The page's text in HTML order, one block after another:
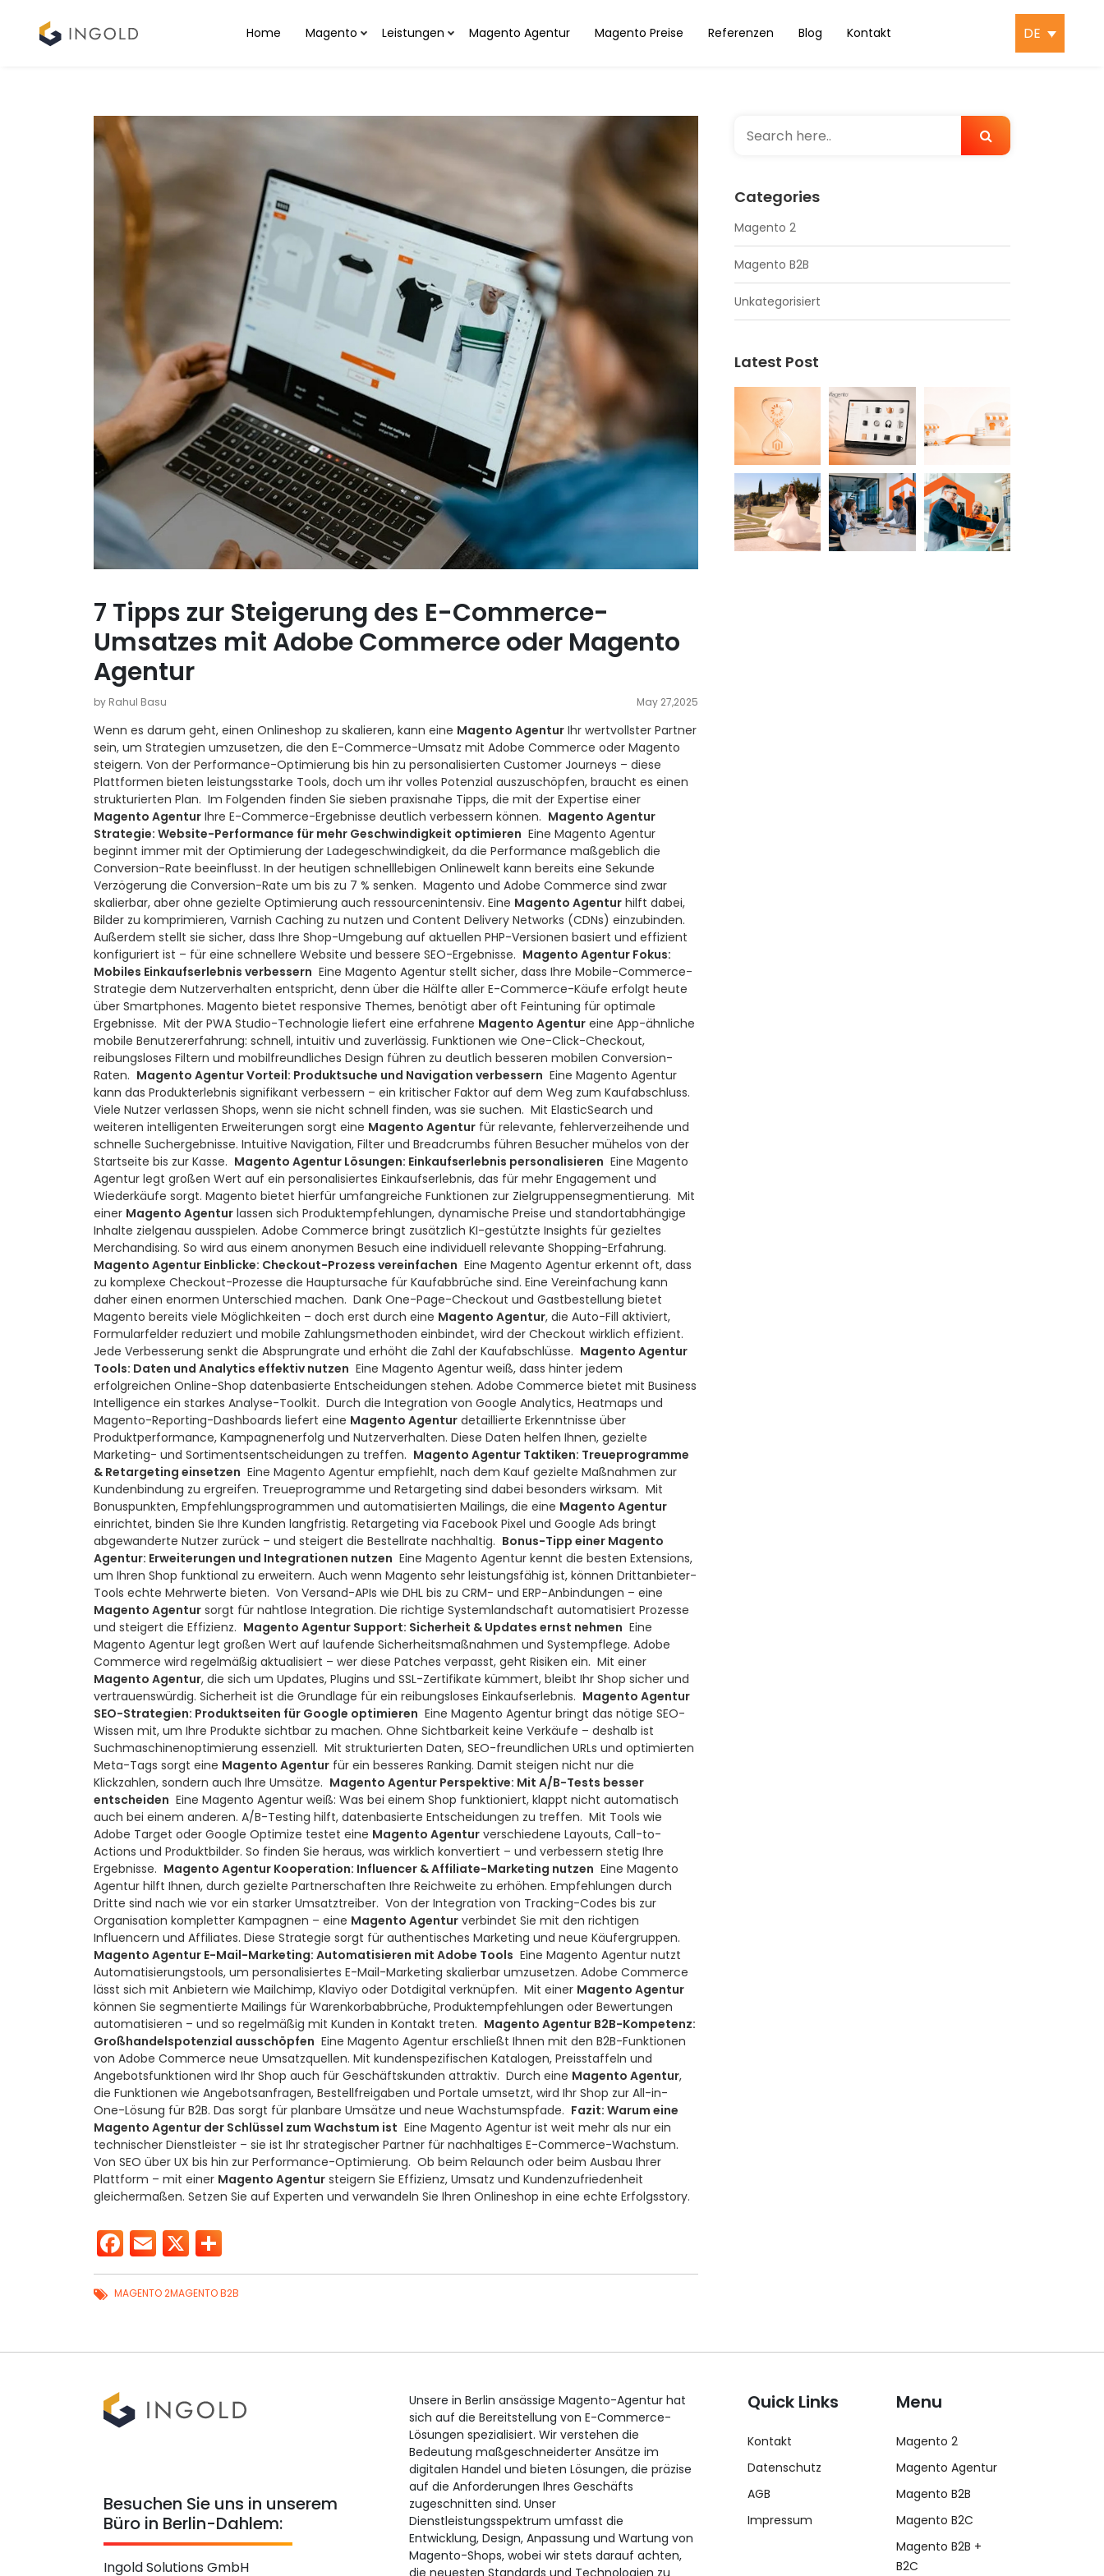
Home Magento Leistungen Magento Agentur Magento Preise Referenzen Blog Kontakt DE
7 Tipps zur Steigerung des E-Commerce-
Umsatzes mit Adobe Commerce oder Magento
Agentur
by Rahul Basu May 27,2025
Wenn es darum geht, einen Onlineshop zu skalieren, kann eine Magento Agentur Ihr wertvollster Partner
sein, um Strategien umzusetzen, die den E-Commerce-Umsatz mit Adobe Commerce oder Magento
steigern. Von der Performance-Optimierung bis hin zu personalisierten Customer Journeys – diese
Plattformen bieten leistungsstarke Tools, doch um ihr volles Potenzial auszuschöpfen, braucht es einen
strukturierten Plan. Im Folgenden finden Sie sieben praxisnahe Tipps, die mit der Expertise einer
Magento Agentur Ihre E-Commerce-Ergebnisse deutlich verbessern können. Magento Agentur
Strategie: Website-Performance für mehr Geschwindigkeit optimieren Eine Magento Agentur
beginnt immer mit der Optimierung der Ladegeschwindigkeit, da die Performance maßgeblich die
Conversion-Rate beeinflusst. In der heutigen schnelllebigen Onlinewelt kann bereits eine Sekunde
Verzögerung die Conversion-Rate um bis zu 7 % senken. Magento und Adobe Commerce sind zwar
skalierbar, aber ohne gezielte Optimierung auch ressourcenintensiv. Eine Magento Agentur hilft dabei,
Bilder zu komprimieren, Varnish Caching zu nutzen und Content Delivery Networks (CDNs) einzubinden.
Außerdem stellt sie sicher, dass Ihre Shop-Umgebung auf aktuellen PHP-Versionen basiert und effizient
konfiguriert ist – für eine schnellere Website und bessere SEO-Ergebnisse. Magento Agentur Fokus:
Mobiles Einkaufserlebnis verbessern Eine Magento Agentur stellt sicher, dass Ihre Mobile-Commerce-
Strategie dem Nutzerverhalten entspricht, denn über die Hälfte aller E-Commerce-Käufe erfolgt heute
über Smartphones. Magento bietet responsive Themes, benötigt aber oft Feintuning für optimale
Ergebnisse. Mit der PWA Studio-Technologie liefert eine erfahrene Magento Agentur eine App-ähnliche
mobile Benutzererfahrung: schnell, intuitiv und zuverlässig. Funktionen wie One-Click-Checkout,
reibungsloses Filtern und mobilfreundliches Design führen zu deutlich besseren mobilen Conversion-
Raten. Magento Agentur Vorteil: Produktsuche und Navigation verbessern Eine Magento Agentur
kann das Produkterlebnis signifikant verbessern – ein kritischer Faktor auf dem Weg zum Kaufabschluss.
Viele Nutzer verlassen Shops, wenn sie nicht schnell finden, was sie suchen. Mit ElasticSearch und
weiteren intelligenten Erweiterungen sorgt eine Magento Agentur für relevante, fehlerverzeihende und
schnelle Suchergebnisse. Intuitive Navigation, Filter und Breadcrumbs führen Besucher mühelos von der
Startseite bis zur Kasse. Magento Agentur Lösungen: Einkaufserlebnis personalisieren Eine Magento
Agentur legt großen Wert auf ein personalisiertes Einkaufserlebnis, das für mehr Engagement und
Wiederkäufe sorgt. Magento bietet hierfür umfangreiche Funktionen zur Zielgruppensegmentierung. Mit
einer Magento Agentur lassen sich Produktempfehlungen, dynamische Preise und standortabhängige
Inhalte zielgenau ausspielen. Adobe Commerce bringt zusätzlich KI-gestützte Insights für gezieltes
Merchandising. So wird aus einem anonymen Besuch eine individuell relevante Shopping-Erfahrung.
Magento Agentur Einblicke: Checkout-Prozess vereinfachen Eine Magento Agentur erkennt oft, dass
zu komplexe Checkout-Prozesse die Hauptursache für Kaufabbrüche sind. Eine Vereinfachung kann
daher einen enormen Unterschied machen. Dank One-Page-Checkout und Gastbestellung bietet
Magento bereits viele Möglichkeiten – doch erst durch eine Magento Agentur, die Auto-Fill aktiviert,
Formularfelder reduziert und mobile Zahlungsmethoden einbindet, wird der Checkout wirklich effizient.
Jede Verbesserung senkt die Absprungrate und erhöht die Zahl der Kaufabschlüsse. Magento Agentur
Tools: Daten und Analytics effektiv nutzen Eine Magento Agentur weiß, dass hinter jedem
erfolgreichen Online-Shop datenbasierte Entscheidungen stehen. Adobe Commerce bietet mit Business
Intelligence ein starkes Analyse-Toolkit. Durch die Integration von Google Analytics, Heatmaps und
Magento-Reporting-Dashboards liefert eine Magento Agentur detaillierte Erkenntnisse über
Produktperformance, Kampagnenerfolg und Nutzerverhalten. Diese Daten helfen Ihnen, gezielte
Marketing- und Sortimentsentscheidungen zu treffen. Magento Agentur Taktiken: Treueprogramme
& Retargeting einsetzen Eine Magento Agentur empfiehlt, nach dem Kauf gezielte Maßnahmen zur
Kundenbindung zu ergreifen. Treueprogramme und Retargeting sind dabei besonders wirksam. Mit
Bonuspunkten, Empfehlungsprogrammen und automatisierten Mailings, die eine Magento Agentur
einrichtet, binden Sie Ihre Kunden langfristig. Retargeting via Facebook Pixel und Google Ads bringt
abgewanderte Nutzer zurück – und steigert die Bestellrate nachhaltig. Bonus-Tipp einer Magento
Agentur: Erweiterungen und Integrationen nutzen Eine Magento Agentur kennt die besten Extensions,
um Ihren Shop funktional zu erweitern. Auch wenn Magento sehr leistungsfähig ist, können Drittanbieter-
Tools echte Mehrwerte bieten. Von Versand-APIs wie DHL bis zu CRM- und ERP-Anbindungen – eine
Magento Agentur sorgt für nahtlose Integration. Die richtige Systemlandschaft automatisiert Prozesse
und steigert die Effizienz. Magento Agentur Support: Sicherheit & Updates ernst nehmen Eine
Magento Agentur legt großen Wert auf laufende Sicherheitsmaßnahmen und Systempflege. Adobe
Commerce wird regelmäßig aktualisiert – wer diese Patches verpasst, geht Risiken ein. Mit einer
Magento Agentur, die sich um Updates, Plugins und SSL-Zertifikate kümmert, bleibt Ihr Shop sicher und
vertrauenswürdig. Sicherheit ist die Grundlage für ein reibungsloses Einkaufserlebnis. Magento Agentur
SEO-Strategien: Produktseiten für Google optimieren Eine Magento Agentur bringt das nötige SEO-
Wissen mit, um Ihre Produkte sichtbar zu machen. Ohne Sichtbarkeit keine Verkäufe – deshalb ist
Suchmaschinenoptimierung essenziell. Mit strukturierten Daten, SEO-freundlichen URLs und optimierten
Meta-Tags sorgt eine Magento Agentur für ein besseres Ranking. Damit steigen nicht nur die
Klickzahlen, sondern auch Ihre Umsätze. Magento Agentur Perspektive: Mit A/B-Tests besser
entscheiden Eine Magento Agentur weiß: Was bei einem Shop funktioniert, klappt nicht automatisch
auch bei einem anderen. A/B-Testing hilft, datenbasierte Entscheidungen zu treffen. Mit Tools wie
Adobe Target oder Google Optimize testet eine Magento Agentur verschiedene Layouts, Call-to-
Actions und Produktbilder. So finden Sie heraus, was wirklich konvertiert – und verbessern stetig Ihre
Ergebnisse. Magento Agentur Kooperation: Influencer & Affiliate-Marketing nutzen Eine Magento
Agentur hilft Ihnen, durch gezielte Partnerschaften Ihre Reichweite zu erhöhen. Empfehlungen durch
Dritte sind nach wie vor ein starker Umsatztreiber. Von der Integration von Tracking-Codes bis zur
Organisation kompletter Kampagnen – eine Magento Agentur verbindet Sie mit den richtigen
Influencern und Affiliates. Diese Strategie sorgt für authentisches Marketing und neue Käufergruppen.
Magento Agentur E-Mail-Marketing: Automatisieren mit Adobe Tools Eine Magento Agentur nutzt
Automatisierungstools, um personalisiertes E-Mail-Marketing skalierbar umzusetzen. Adobe Commerce
lässt sich mit Anbietern wie Mailchimp, Klaviyo oder Dotdigital verknüpfen. Mit einer Magento Agentur
können Sie segmentierte Mailings für Warenkorbabbrüche, Produktempfehlungen oder Bewertungen
automatisieren – und so regelmäßig mit Kunden in Kontakt treten. Magento Agentur B2B-Kompetenz:
Großhandelspotenzial ausschöpfen Eine Magento Agentur erschließt Ihnen mit den B2B-Funktionen
von Adobe Commerce neue Umsatzquellen. Mit kundenspezifischen Katalogen, Preisstaffeln und
Angebotsfunktionen wird Ihr Shop auch für Geschäftskunden attraktiv. Durch eine Magento Agentur,
die Funktionen wie Angebotsanfragen, Bestellfreigaben und Portale umsetzt, wird Ihr Shop zur All-in-
One-Lösung für B2B. Das sorgt für planbare Umsätze und neue Wachstumspfade. Fazit: Warum eine
Magento Agentur der Schlüssel zum Wachstum ist Eine Magento Agentur ist weit mehr als nur ein
technischer Dienstleister – sie ist Ihr strategischer Partner für nachhaltiges E-Commerce-Wachstum.
Von SEO über UX bis hin zur Performance-Optimierung. Ob beim Relaunch oder beim Ausbau Ihrer
Plattform – mit einer Magento Agentur steigern Sie Effizienz, Umsatz und Kundenzufriedenheit
gleichermaßen. Setzen Sie auf Experten und verwandeln Sie Ihren Onlineshop in eine echte Erfolgsstory.
Facebook
Email
X
MAGENTO 2MAGENTO B2B
Categories
Magento 2
Magento B2B
Unkategorisiert
Latest Post
Besuchen Sie uns in unserem
Büro in Berlin-Dahlem:
Ingold Solutions GmbH
Unsere in Berlin ansässige Magento-Agentur hat
sich auf die Bereitstellung von E-Commerce-
Lösungen spezialisiert. Wir verstehen die
Bedeutung maßgeschneiderter Ansätze im
digitalen Handel und bieten Lösungen, die präzise
auf die Anforderungen Ihres Geschäfts
zugeschnitten sind. Unser
Dienstleistungsspektrum umfasst die
Entwicklung, Design, Anpassung und Wartung von
Magento-Shops, wobei wir stets darauf achten,
die neuesten Standards und Technologien zu
Quick Links
Kontakt
Datenschutz
AGB
Impressum
Menu
Magento 2
Magento Agentur
Magento B2B
Magento B2C
Magento B2B +
B2C